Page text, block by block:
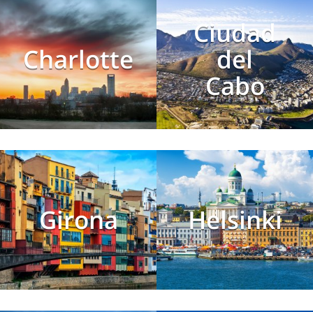
Charlotte
Ciudad
del
Cabo
Girona Helsinki